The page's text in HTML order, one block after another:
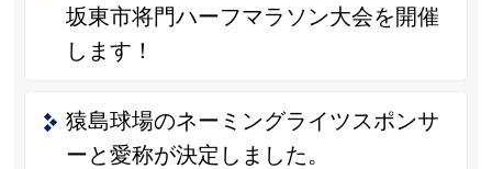
坂東市将門ハーフマラソン大会を開催
します！
猿島球場のネーミングライツスポンサ
ーと愛称が決定しました。